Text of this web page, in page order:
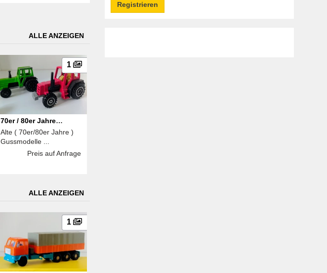
ALLE ANZEIGEN
1
70er / 80er Jahre
Gussmodelle
Alte ( 70er/80er Jahre )
Gussmodelle ...
Preis auf Anfrage
ALLE ANZEIGEN
1
Registrieren